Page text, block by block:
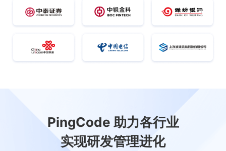
PingCode 助力各行业
实现研发管理进化